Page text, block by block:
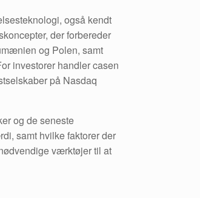
også kendt
der forbereder
og Polen, samt
investorer handler casen
på Nasdaq
og de seneste
samt hvilke faktorer der
værktøjer til at